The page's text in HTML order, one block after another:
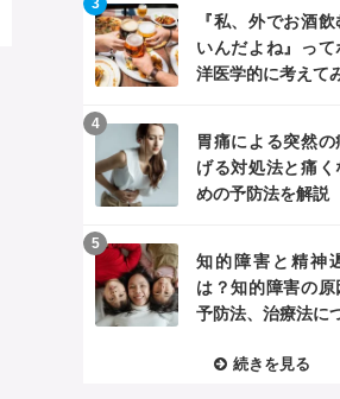
『私、外でお酒
いんだよね』っ
洋医学的に考えて
3
胃痛による突然
げる対処法と痛く
めの予防法を解説
4
知的障害と精神
は？知的障害の原
予防法、治療法に
5
続きを見る